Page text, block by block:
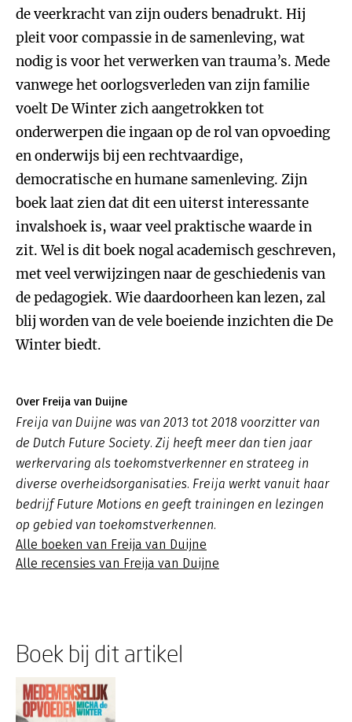
de veerkracht van zijn ouders benadrukt. Hij
pleit voor compassie in de samenleving, wat
nodig is voor het verwerken van trauma’s. Mede
vanwege het oorlogsverleden van zijn familie
voelt De Winter zich aangetrokken tot
onderwerpen die ingaan op de rol van opvoeding
en onderwijs bij een rechtvaardige,
democratische en humane samenleving. Zijn
boek laat zien dat dit een uiterst interessante
invalshoek is, waar veel praktische waarde in
zit. Wel is dit boek nogal academisch geschreven,
met veel verwijzingen naar de geschiedenis van
de pedagogiek. Wie daardoorheen kan lezen, zal
blij worden van de vele boeiende inzichten die De
Winter biedt.
Over Freija van Duijne
Freija van Duijne was van 2013 tot 2018 voorzitter van
de Dutch Future Society. Zij heeft meer dan tien jaar
werkervaring als toekomstverkenner en strateeg in
diverse overheidsorganisaties. Freija werkt vanuit haar
bedrijf Future Motions en geeft trainingen en lezingen
op gebied van toekomstverkennen.
Alle boeken van Freija van Duijne
Alle recensies van Freija van Duijne
Boek bij dit artikel